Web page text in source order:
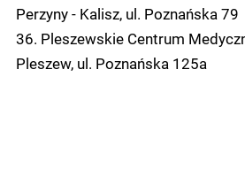
Perzyny - Kalisz, ul. Poznańska 79
36. Pleszewskie Centrum
Pleszew, ul. Poznańska 125a